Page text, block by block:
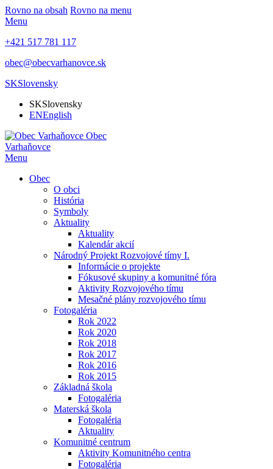
Rovno na obsah Rovno na menu
Menu
+421 517 781 117
obec@obecvarhanovce.sk
SKSlovensky
SKSlovensky
ENEnglish
Obec
Varhaňovce
Menu
Obec
O obci
História
Symboly
Aktuality
Aktuality
Kalendár akcií
Národný Projekt Rozvojové tímy I.
Informácie o projekte
Fókusové skupiny a komunitné fóra
Aktivity Rozvojového tímu
Mesačné plány rozvojového tímu
Fotogaléria
Rok 2022
Rok 2020
Rok 2018
Rok 2017
Rok 2016
Rok 2015
Základná škola
Fotogaléria
Materská škola
Fotogaléria
Aktuality
Komunitné centrum
Aktivity Komunitného centra
Fotogaléria